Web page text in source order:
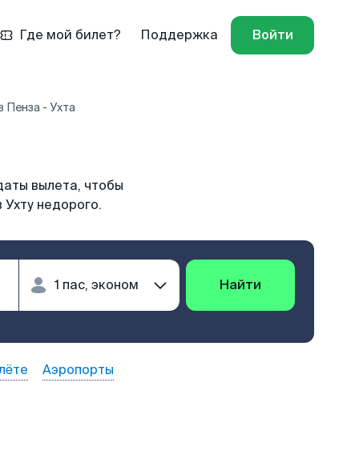
Где мой билет? Поддержка Войти
Пенза - Ухта
вылета, чтобы
недорого.
Найти
Аэропорты